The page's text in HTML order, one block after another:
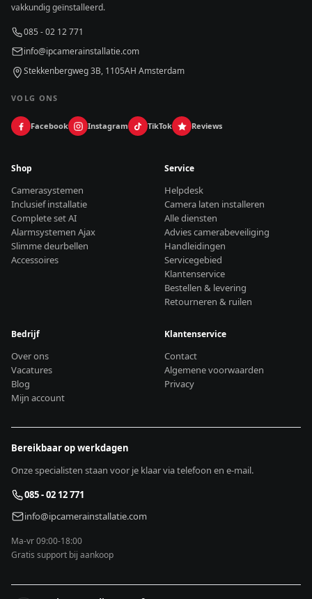
vakkundig geïnstalleerd.
085 - 02 12 771
info@ipcamerainstallatie.com
Stekkenbergweg 3B, 1105AH Amsterdam
VOLG ONS
Facebook Instagram TikTok Reviews
Shop
Camerasystemen
Inclusief installatie
Complete set AI
Alarmsystemen Ajax
Slimme deurbellen
Accessoires
Service
Helpdesk
Camera laten installeren
Alle diensten
Advies camerabeveiliging
Handleidingen
Servicegebied
Klantenservice
Bestellen & levering
Retourneren & ruilen
Bedrijf
Over ons
Vacatures
Blog
Mijn account
Klantenservice
Contact
Algemene voorwaarden
Privacy
Bereikbaar op werkdagen
Onze specialisten staan voor je klaar via telefoon en e-mail.
085 - 02 12 771
info@ipcamerainstallatie.com
Ma-vr 09:00-18:00
Gratis support bij aankoop